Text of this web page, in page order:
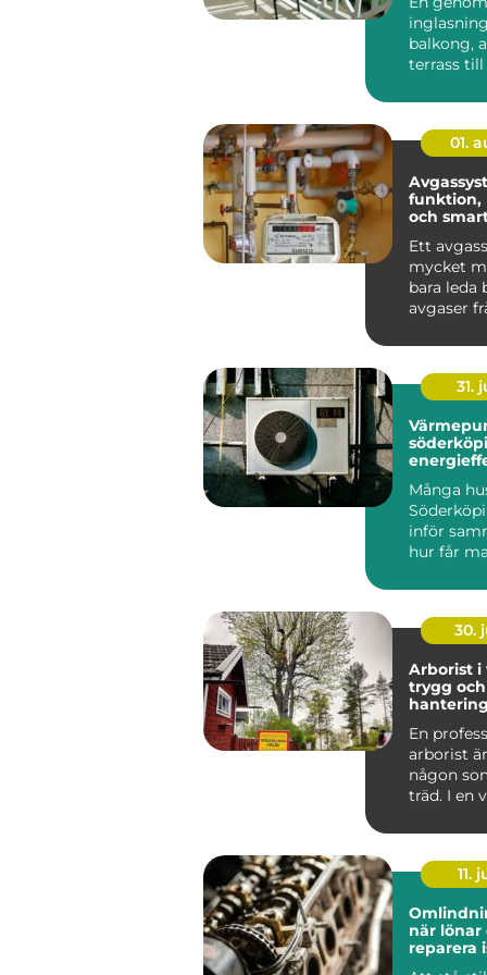
balkong,
terrass
anvä...
01.
funktion,
och
Ett
mycket
bara leda
avgaser
31.
Många
inför
hur får
året ru...
30.
Arborist i
trygg
En
arborist
någon
träd. I en
11.
när
reparera